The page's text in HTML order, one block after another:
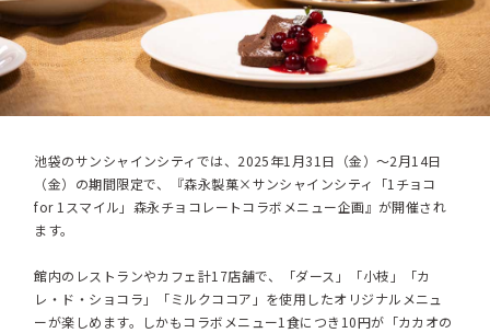
池袋のサンシャインシティでは、2025年1月31日（金）～2月14日
（金）の期間限定で、『森永製菓×サンシャインシティ「1チョコ
for 1スマイル」森永チョコレートコラボメニュー企画』が開催され
ます。
館内のレストランやカフェ計17店舗で、「ダース」「小枝」「カ
レ・ド・ショコラ」「ミルクココア」を使用したオリジナルメニュ
ーが楽しめます。しかもコラボメニュー1食につき10円が「カカオの